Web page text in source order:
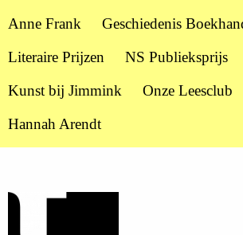
Anne Frank
Geschiedenis
Literaire Prijzen
NS Publieksprijs
Kunst bij Jimmink
Onze Leesclub
Hannah Arendt